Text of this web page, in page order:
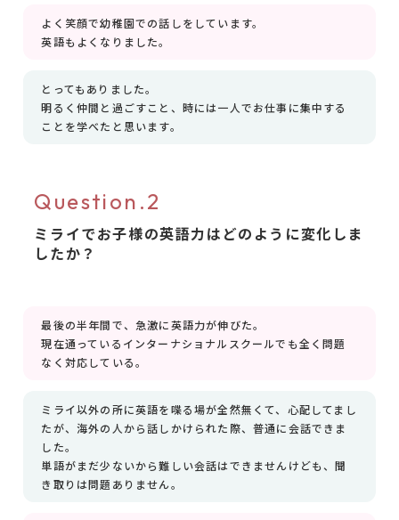
よく笑顔で幼稚園での話しをしています。
英語もよくなりました。
とってもありました。
明るく仲間と過ごすこと、時には一人でお仕事に集中する
ことを学べたと思います。
Question.2
ミライでお子様の英語力はどのように変化しま
したか？
最後の半年間で、急激に英語力が伸びた。
現在通っているインターナショナルスクールでも全く問題
なく対応している。
ミライ以外の所に英語を喋る場が全然無くて、心配してまし
たが、海外の人から話しかけられた際、普通に会話できま
した。
単語がまだ少ないから難しい会話はできませんけども、聞
き取りは問題ありません。